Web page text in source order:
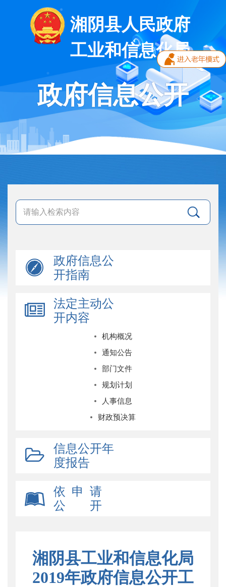
湘阴县人民政府
工业和信息化局
政府信息公开
政府信息公
开指南
法定主动公
开内容
机构概况
通知公告
部门文件
规划计划
人事信息
财政预决算
信息公开年
度报告
依 申 请
公 开
湘阴县工业和信息化局
2019年政府信息公开工